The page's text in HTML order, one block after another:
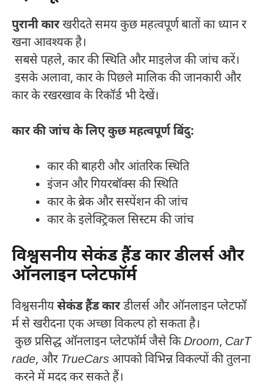
पुरानी कारखरीदते समय कुछ महत्वपूर्ण बातों का ध्यान र
खना आवश्यक है।
सबसे पहले, कार की स्थिति और माइलेज की जांच करें।
इसके अलावा, कार के पिछले मालिक की जानकारी और
कार के रखरखाव के रिकॉर्ड भी देखें।
कार की जांच के लिए कुछ महत्वपूर्ण बिंदु:
कार की बाहरी और आंतरिक स्थिति
इंजन और गियरबॉक्स की स्थिति
कार के ब्रेक और सस्पेंशन की जांच
कार के इलेक्ट्रिकल सिस्टम की जांच
विश्वसनीय सेकंड हैंड कार डीलर्स और
ऑनलाइन प्लेटफॉर्म
विश्वसनीयसेकंड हैंड कारडीलर्स और ऑनलाइन प्लेटफॉ
र्म से खरीदना एक अच्छा विकल्प हो सकता है।
कुछ प्रसिद्ध ऑनलाइन प्लेटफॉर्म जैसे किDroom, CarT
rade, और TrueCarsआपको विभिन्न विकल्पों की तुलना
करने में मदद कर सकते हैं।